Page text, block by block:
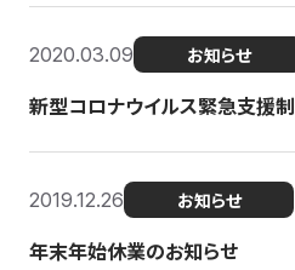
2020.03.09 お知らせ
新型コロナウイルス緊急支援
2019.12.26 お知らせ
年末年始休業のお知らせ